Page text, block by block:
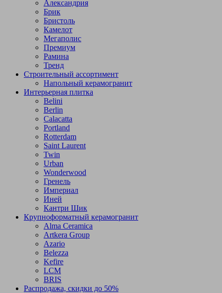
Александрия
Брик
Бристоль
Камелот
Мегаполис
Премиум
Рамина
Тренд
Строительный ассортимент
Напольный керамогранит
Интерьерная плитка
Belini
Berlin
Calacatta
Portland
Rotterdam
Saint Laurent
Twin
Urban
Wonderwood
Гренель
Империал
Иней
Кантри Шик
Крупноформатный керамогранит
Alma Ceramica
Artkera Group
Azario
Belezza
Kefire
LCM
BRIS
Распродажа, скидки до 50%